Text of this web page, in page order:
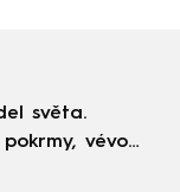
světa.
vévodí